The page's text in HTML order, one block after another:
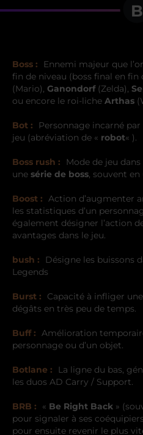
B
Boss :
Ennemi majeur que
fin de niveau (boss final en fin
(Mario), Ganondorf(Zelda),
ou encore le roi-liche Arthas
Bot :
Personnage incarné
jeu (abréviation de « robot« ).
Boss rush :
Mode de jeu
une série de boss, souvent en
Boost : Action d’augmenter
les statistiques d’un
également désigner l’action
avantages dans le jeu.
bush : Désigne les buissons
Legends
Burst :
Capacité à infliger
dégâts en très peu de temps.
Buff : Amélioration
personnage ou d’un objet.
Botlane :
La ligne du bas,
les duos AD Carry / Support.
BRB : « Be Right Back »
pour signaler à ses
pour ensuite revenir le plus